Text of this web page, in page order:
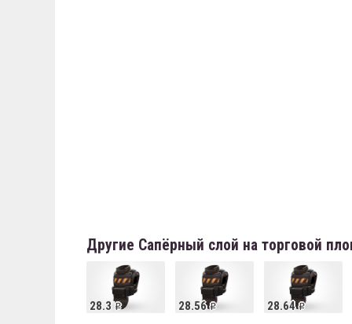
Другие Сапёрный слой на торговой
28.3 28.56 28.64